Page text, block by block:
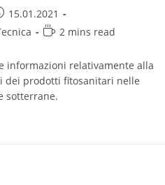
15.01.2021
Reading
2 mins read
informazioni relativamente alla
dei prodotti fitosanitari nelle
sotterrane.